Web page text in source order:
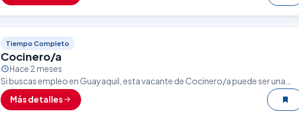
Tiempo Completo
Cocinero/a
Hace 2 meses
Si buscas empleo en Guayaquil, esta vacante de Cocinero/a puede ser una
excelente oportunidad. El sector gastronómico es uno de los que más
empleo…
Más detalles